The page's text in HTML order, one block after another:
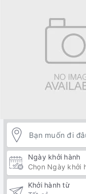
Ngày khởi hành
Khởi hành từ